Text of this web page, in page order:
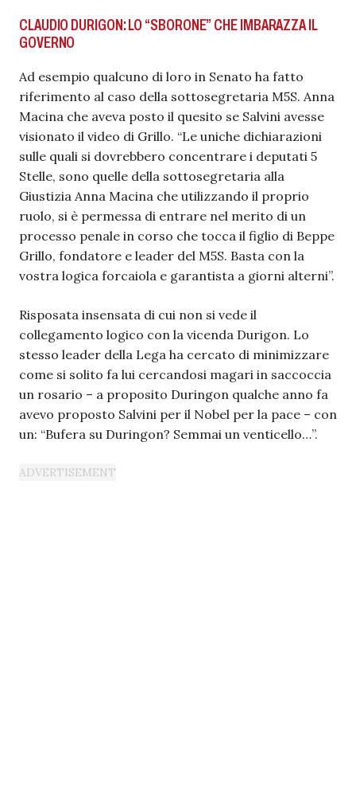
CLAUDIO DURIGON: LO “SBORONE” CHE IMBARAZZA IL
GOVERNO
Ad esempio qualcuno di loro in Senato ha fatto
riferimento al caso della sottosegretaria M5S. Anna
Macina che aveva posto il quesito se Salvini avesse
visionato il video di Grillo. “Le uniche dichiarazioni
sulle quali si dovrebbero concentrare i deputati 5
Stelle, sono quelle della sottosegretaria alla
Giustizia Anna Macina che utilizzando il proprio
ruolo, si è permessa di entrare nel merito di un
processo penale in corso che tocca il figlio di Beppe
Grillo, fondatore e leader del M5S. Basta con la
vostra logica forcaiola e garantista a giorni alterni”.
Risposata insensata di cui non si vede il
collegamento logico con la vicenda Durigon. Lo
stesso leader della Lega ha cercato di minimizzare
come si solito fa lui cercandosi magari in saccoccia
un rosario – a proposito Duringon qualche anno fa
avevo proposto Salvini per il Nobel per la pace – con
un: “Bufera su Duringon? Semmai un venticello…”.